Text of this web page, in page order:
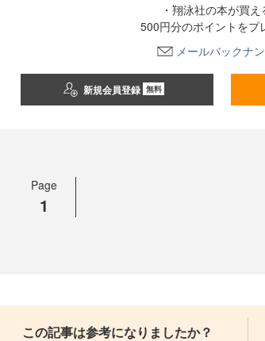
・翔泳社の本が買え
500円分のポイントをプ
メールバックナ
新規会員登録 無料
Page
1
この記事は参考になりましたか？